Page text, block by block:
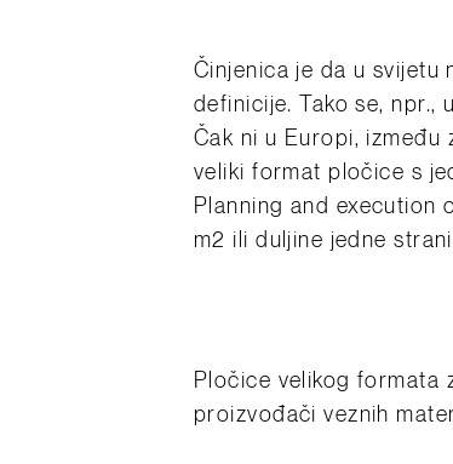
Činjenica je da u svijetu
definicije. Tako se, npr.,
Čak ni u Europi, između
veliki format pločice s
Planning and execution
m2 ili duljine jedne
Pločice velikog formata
proizvođači veznih